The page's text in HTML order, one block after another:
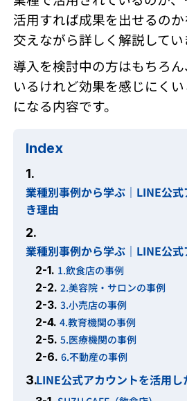
活用すれば成果を出せるの
交えながら詳しく解説してい
導入を検討中の方はもちろ
いるけれど効果を感じにく
になる内容です。
Index
1.
業種別事例から学ぶ｜LINE公
き理由
2.
業種別事例から学ぶ｜LINE公
2-1. 1.飲食店の事例
2-2. 2.美容院・サロンの事例
2-3. 3.小売店の事例
2-4. 4.教育機関の事例
2-5. 5.医療機関の事例
2-6. 6.不動産の事例
3.LINE公式アカウントを活用